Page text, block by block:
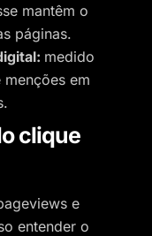
mantêm o
páginas.
medido
em
clique
e
entender o